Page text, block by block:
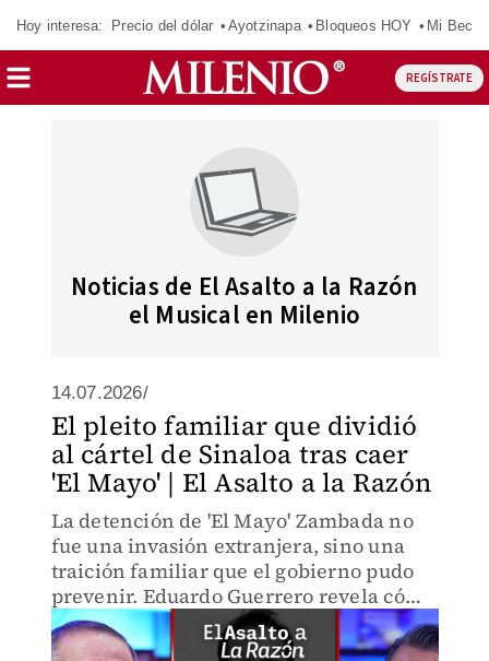
Hoy interesa: Precio del dólar Ayotzinapa Bloqueos HOY Mi Beca
REGÍSTRATE
Noticias de El Asalto a la Razón
el Musical en Milenio
14.07.2026/
El pleito familiar que dividió
al cártel de Sinaloa tras caer
'El Mayo' | El Asalto a la Razón
La detención de 'El Mayo' Zambada no
fue una invasión extranjera, sino una
traición familiar que el gobierno pudo
prevenir. Eduardo Guerrero revela cómo
la soberbia diplomática desató la guerra
en Sinaloa.